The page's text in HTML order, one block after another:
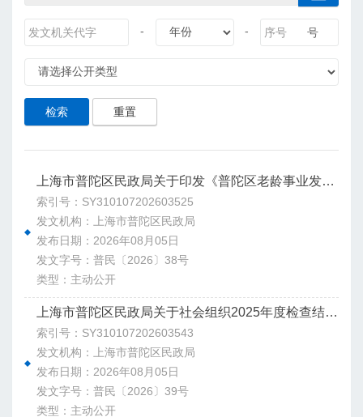
- - 号
检索 重置
上海市普陀区民政局关于印发《普陀区老龄事业发展“十五五”规划》的通知
索引号：SY310107202603525
发文机构：上海市普陀区民政局
发布日期：2026年08月05日
发文字号：普民〔2026〕38号
类型：主动公开
上海市普陀区民政局关于社会组织2025年度检查结果公告
索引号：SY310107202603543
发文机构：上海市普陀区民政局
发布日期：2026年08月05日
发文字号：普民〔2026〕39号
类型：主动公开